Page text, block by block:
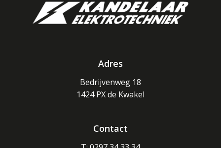
Adres
Bedrijvenweg 18
1424 PX de Kwakel
Contact